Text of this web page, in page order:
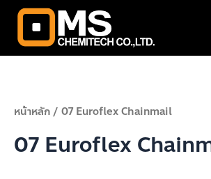
Skip
content
หน้าหลัก/ 07 Euroflex Chainmail
07 Euroflex